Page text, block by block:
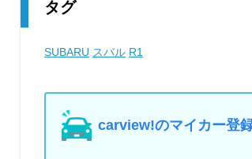
タグ
SUBARU スバル R1
carview!のマイカー登